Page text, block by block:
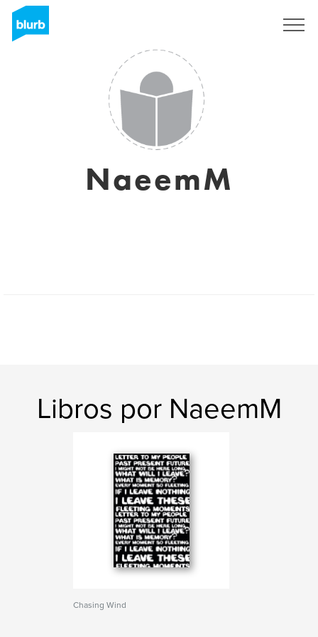
NaeemM
Libros por NaeemM
Chasing Wind